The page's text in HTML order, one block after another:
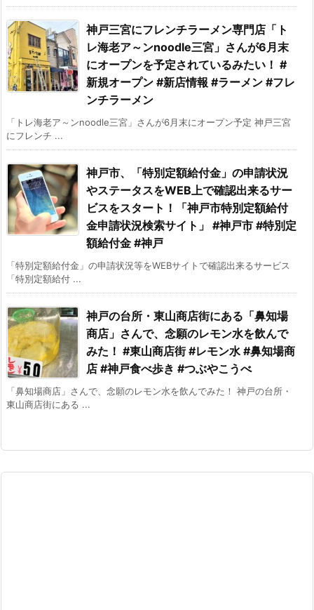
神戸三宮にフレンチラーメン専門店「ト
レ海老ア～ンnoodle三宮」さんが6月末
にオープンを予定されているみたい！ #
新規オープン #新店情報 #ラーメン #フレ
ンチラーメン
「トレ海老ア～ンnoodle三宮」さんが6月末にオープン予定 神戸三宮
にフレンチ ...
神戸市、「特別定額給付金」の申請状況
やステータスをWEB上で確認出来るサー
ビスをスタート！「神戸市特別定額給付
金申請状況検索サイト」 #神戸市 #特別定
額給付金 #神戸
「特別定額給付金」の申請状況等をWEBサイトで確認出来るサービス
「特別定額給付 ...
神戸の台所・東山商店街にある「鼻知場
商店」さんで、念願のレモン水を飲んで
みた！ #東山商店街 #レモン水 #鼻知場商
店 #神戸食べ歩き #つぶやこうべ
「鼻知場商店」さんで、念願のレモン水を飲んでみた！ 神戸の台所・
東山商店街にある ...